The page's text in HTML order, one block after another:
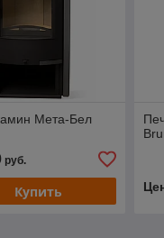
Мета-Бел
руб.
Купить